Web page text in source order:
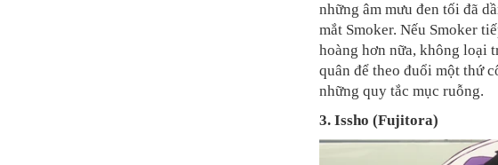
những âm mưu đen tối đã
mắt Smoker. Nếu Smoker
hoàng hơn nữa, không loại
quân để theo đuổi một thứ
những quy tắc mục ruỗng.
3. Issho (Fujitora)